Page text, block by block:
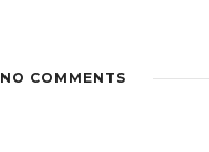
NO COMMENTS